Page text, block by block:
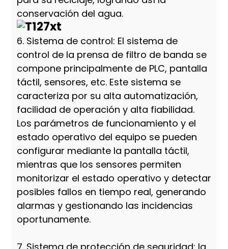
conservación del agua.
6. Sistema de control: El sistema de
control de la prensa de filtro de banda se
compone principalmente de PLC, pantalla
táctil, sensores, etc. Este sistema se
caracteriza por su alta automatización,
facilidad de operación y alta fiabilidad.
Los parámetros de funcionamiento y el
estado operativo del equipo se pueden
configurar mediante la pantalla táctil,
mientras que los sensores permiten
monitorizar el estado operativo y detectar
posibles fallos en tiempo real, generando
alarmas y gestionando las incidencias
oportunamente.